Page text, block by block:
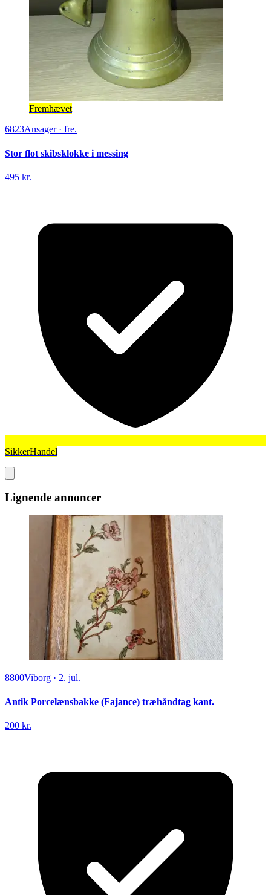
Fremhævet
6823Ansager· fre.
Stor flot skibsklokke i messing
495 kr.
SikkerHandel
Lignende annoncer
8800Viborg · 2. jul.
Antik Porcelænsbakke (Fajance) træhåndtag kant.
200 kr.